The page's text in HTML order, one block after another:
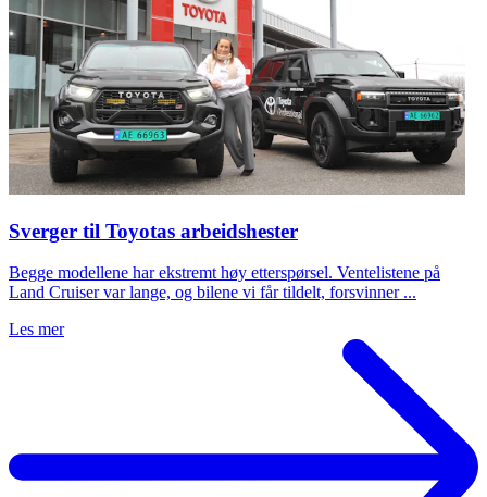
Sverger til Toyotas arbeidshester
Begge modellene har ekstremt høy etterspørsel. Ventelistene på
Land Cruiser var lange, og bilene vi får tildelt, forsvinner ...
Les mer